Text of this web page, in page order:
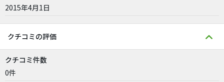
2015年4月1日
クチコミの評価
クチコミ件数
0件